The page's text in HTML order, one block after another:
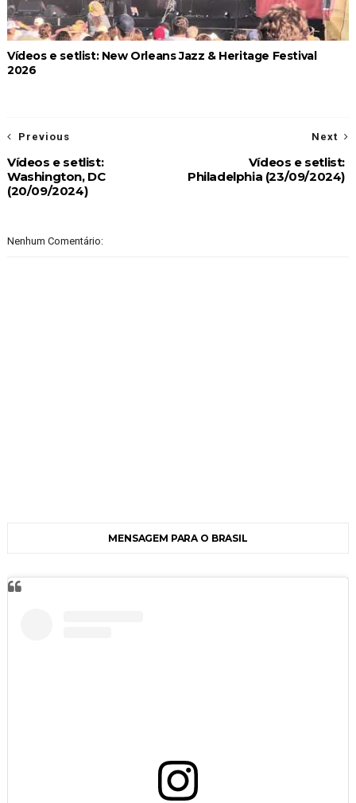
Vídeos e setlist: New Orleans Jazz & Heritage Festival
2026
Next
Vídeos e setlist:
Philadelphia (23/09/2024)
Previous
Vídeos e setlist:
Washington, DC
(20/09/2024)
Nenhum Comentário:
MENSAGEM PARA O BRASIL